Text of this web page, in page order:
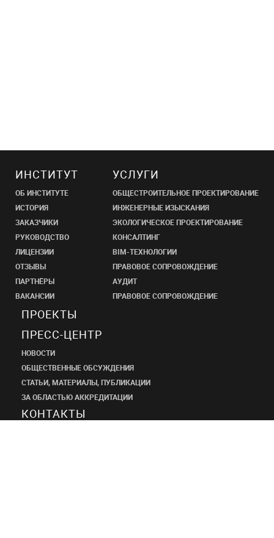
ИНСТИТУТ
ОБ ИНСТИТУТЕ
ИСТОРИЯ
ЗАКАЗЧИКИ
РУКОВОДСТВО
ЛИЦЕНЗИИ
ОТЗЫВЫ
ПАРТНЁРЫ
ВАКАНСИИ
УСЛУГИ
ОБЩЕСТРОИТЕЛЬНОЕ ПРОЕКТИРОВАНИЕ
ИНЖЕНЕРНЫЕ ИЗЫСКАНИЯ
ЭКОЛОГИЧЕСКОЕ ПРОЕКТИРОВАНИЕ
КОНСАЛТИНГ
BIM-ТЕХНОЛОГИИ
ПРАВОВОЕ СОПРОВОЖДЕНИЕ
АУДИТ
ПРАВОВОЕ СОПРОВОЖДЕНИЕ
ПРОЕКТЫ
ПРЕСС-ЦЕНТР
НОВОСТИ
ОБЩЕСТВЕННЫЕ ОБСУЖДЕНИЯ
СТАТЬИ, МАТЕРИАЛЫ, ПУБЛИКАЦИИ
ЗА ОБЛАСТЬЮ АККРЕДИТАЦИИ
КОНТАКТЫ